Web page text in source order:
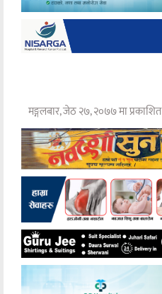
मङ्गलबार, जेठ २७, २०७७ मा प्रकाशित